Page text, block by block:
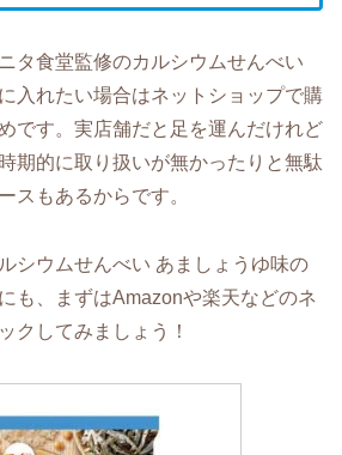
タ食堂監修のカルシウムせんべい
入れたい場合はネットショップで購
です。実店舗だと足を運んだけれど
期的に取り扱いが無かったりと無駄
スもあるからです。
シウムせんべい あましょうゆ味の
も、まずはAmazonや楽天などのネ
クしてみましょう！